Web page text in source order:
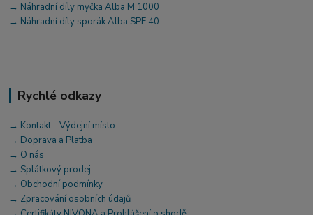
→ Náhradní díly myčka Alba M 1000
→ Náhradní díly sporák Alba SPE 40
Rychlé odkazy
→ Kontakt - Výdejní místo
→ Doprava a Platba
→ O nás
→ Splátkový prodej
→ Obchodní podmínky
→ Zpracování osobních údajů